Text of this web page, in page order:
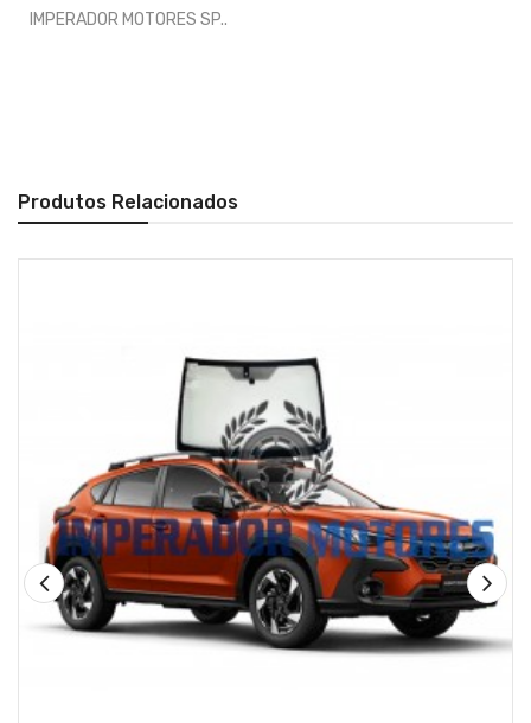
IMPERADOR MOTORES SP..
Produtos Relacionados